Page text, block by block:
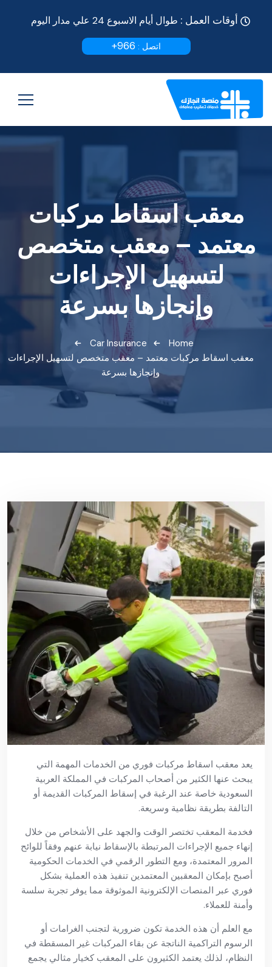
أوقات العمل : طوال أيام الاسبوع 24 علي مدار اليوم
اتصل : 966+
معقب اسقاط مركبات
معتمد – معقب متخصص
لتسهيل الإجراءات
وإنجازها بسرعة
Home
Car Insurance
معقب اسقاط مركبات معتمد – معقب متخصص لتسهيل الإجراءات
وإنجازها بسرعة
يعد معقب اسقاط مركبات فوري من الخدمات المهمة التي
يبحث عنها الكثير من أصحاب المركبات في المملكة العربية
السعودية خاصة عند الرغبة في إسقاط المركبات القديمة أو
التالفة بطريقة نظامية وسريعة.
فخدمة المعقب تختصر الوقت والجهد على الأشخاص من خلال
إنهاء جميع الإجراءات المرتبطة بالإسقاط نيابة عنهم وفقاً للوائح
المرور المعتمدة، ومع التطور الرقمي في الخدمات الحكومية
أصبح بإمكان المعقبين المعتمدين تنفيذ هذه العملية بشكل
فوري عبر المنصات الإلكترونية الموثوقة مما يوفر تجربة سلسة
وأمنة للعملاء.
مع العلم أن هذه الخدمة تكون ضرورية لتجنب الغرامات أو
الرسوم التراكمية الناتجة عن بقاء المركبات غير المسقطة في
النظام، لذلك يعتمد الكثيرون على المعقب كخيار مثالي يجمع